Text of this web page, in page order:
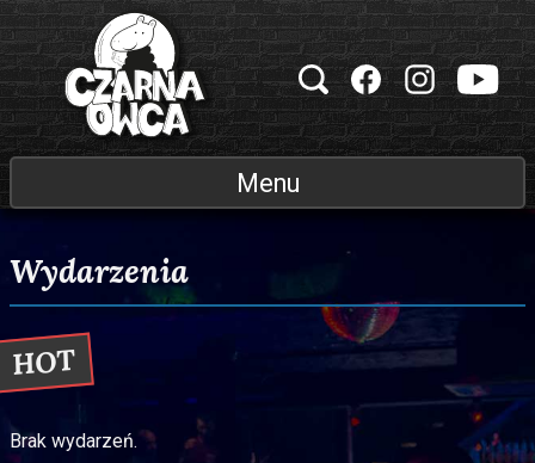
Przejdź do treści
Klub muzyczny Czarna Owca
Menu
Wydarzenia
HOT
Brak wydarzeń.